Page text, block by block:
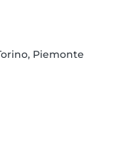
Piemonte